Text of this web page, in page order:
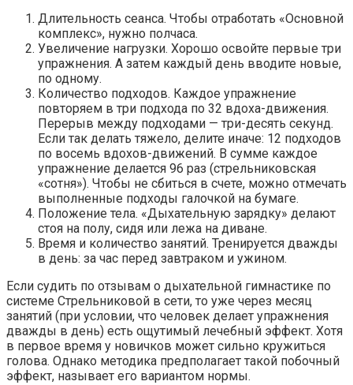
Длительность сеанса. Чтобы отработать «Основной
комплекс», нужно полчаса.
Увеличение нагрузки. Хорошо освойте первые три
упражнения. А затем каждый день вводите новые,
по одному.
Количество подходов. Каждое упражнение
повторяем в три подхода по 32 вдоха-движения.
Перерыв между подходами — три-десять секунд.
Если так делать тяжело, делите иначе: 12 подходов
по восемь вдохов-движений. В сумме каждое
упражнение делается 96 раз (стрельниковская
«сотня»). Чтобы не сбиться в счете, можно отмечать
выполненные подходы галочкой на бумаге.
Положение тела. «Дыхательную зарядку» делают
стоя на полу, сидя или лежа на диване.
Время и количество занятий. Тренируется дважды
в день: за час перед завтраком и ужином.
Если судить по отзывам о дыхательной гимнастике по
системе Стрельниковой в сети, то уже через месяц
занятий (при условии, что человек делает упражнения
дважды в день) есть ощутимый лечебный эффект. Хотя
в первое время у новичков может сильно кружиться
голова. Однако методика предполагает такой побочный
эффект, называет его вариантом нормы.